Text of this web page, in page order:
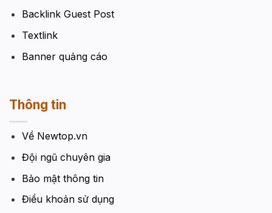
Backlink Guest Post
Textlink
Banner quảng cáo
Thông tin
Về Newtop.vn
Đội ngũ chuyên gia
Bảo mật thông tin
Điều khoản sử dụng